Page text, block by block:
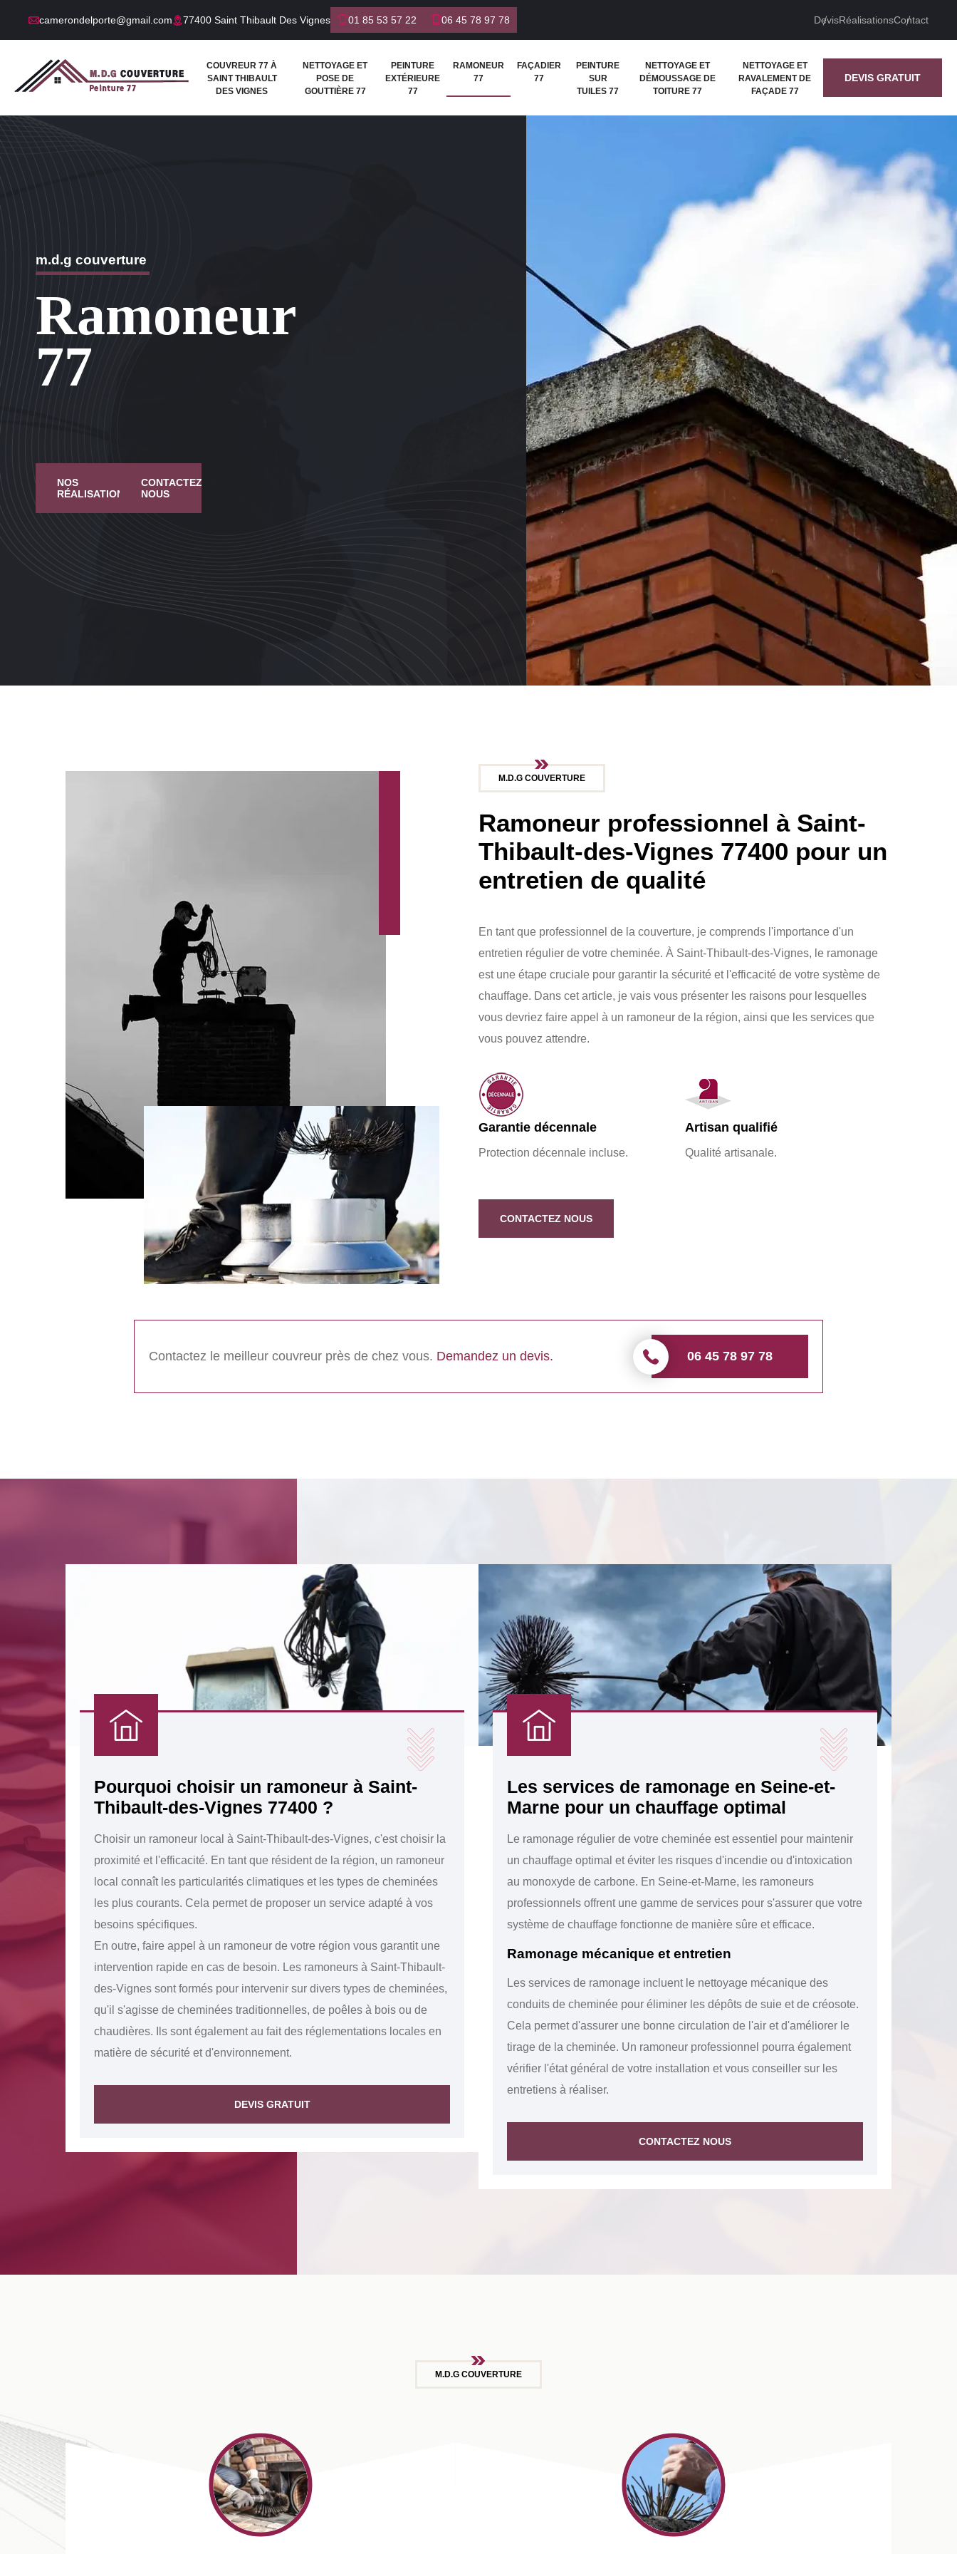
camerondelporte@gmail.com 77400 Saint Thibault Des Vignes 01 85 53 57 22 06 45 78 97 78 DevisRéalisationsContact
COUVREUR 77 À
SAINT THIBAULT
DES VIGNES
NETTOYAGE ET
POSE DE
GOUTTIÈRE 77
PEINTURE
EXTÉRIEURE
77
RAMONEUR
77
FAÇADIER
77
PEINTURE
SUR
TUILES 77
NETTOYAGE ET
DÉMOUSSAGE DE
TOITURE 77
NETTOYAGE ET
RAVALEMENT DE
FAÇADE 77
DEVIS GRATUIT
m.d.g couverture
Ramoneur
77
NOS
RÉALISATIONS
CONTACTEZ
NOUS
M.D.G COUVERTURE
Ramoneur professionnel à Saint-
Thibault-des-Vignes 77400 pour un
entretien de qualité
En tant que professionnel de la couverture, je comprends l'importance d'un
entretien régulier de votre cheminée. À Saint-Thibault-des-Vignes, le ramonage
est une étape cruciale pour garantir la sécurité et l'efficacité de votre système de
chauffage. Dans cet article, je vais vous présenter les raisons pour lesquelles
vous devriez faire appel à un ramoneur de la région, ainsi que les services que
vous pouvez attendre.
Garantie décennale
Protection décennale incluse.
Artisan qualifié
Qualité artisanale.
CONTACTEZ NOUS
Contactez le meilleur couvreur près de chez vous. Demandez un devis. 06 45 78 97 78
Pourquoi choisir un ramoneur à Saint-
Thibault-des-Vignes 77400 ?
Choisir un ramoneur local à Saint-Thibault-des-Vignes, c'est choisir la
proximité et l'efficacité. En tant que résident de la région, un ramoneur
local connaît les particularités climatiques et les types de cheminées
les plus courants. Cela permet de proposer un service adapté à vos
besoins spécifiques.
En outre, faire appel à un ramoneur de votre région vous garantit une
intervention rapide en cas de besoin. Les ramoneurs à Saint-Thibault-
des-Vignes sont formés pour intervenir sur divers types de cheminées,
qu'il s'agisse de cheminées traditionnelles, de poêles à bois ou de
chaudières. Ils sont également au fait des réglementations locales en
matière de sécurité et d'environnement.
DEVIS GRATUIT
Les services de ramonage en Seine-et-
Marne pour un chauffage optimal
Le ramonage régulier de votre cheminée est essentiel pour maintenir
un chauffage optimal et éviter les risques d'incendie ou d'intoxication
au monoxyde de carbone. En Seine-et-Marne, les ramoneurs
professionnels offrent une gamme de services pour s'assurer que votre
système de chauffage fonctionne de manière sûre et efficace.
Ramonage mécanique et entretien
Les services de ramonage incluent le nettoyage mécanique des
conduits de cheminée pour éliminer les dépôts de suie et de créosote.
Cela permet d'assurer une bonne circulation de l'air et d'améliorer le
tirage de la cheminée. Un ramoneur professionnel pourra également
vérifier l'état général de votre installation et vous conseiller sur les
entretiens à réaliser.
CONTACTEZ NOUS
M.D.G COUVERTURE